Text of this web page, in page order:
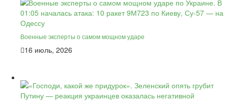
Военные эксперты о самом мощном ударе
16 июль, 2026